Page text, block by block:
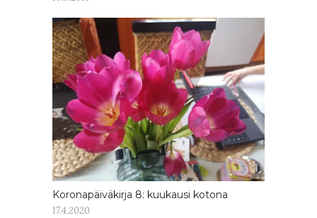
Koronapäiväkirja 8: kuukausi kotona
17.4.2020